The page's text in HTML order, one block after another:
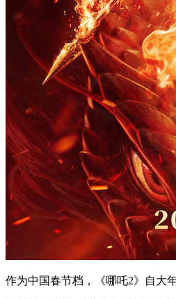
作为中国春节档，《哪吒2》自大